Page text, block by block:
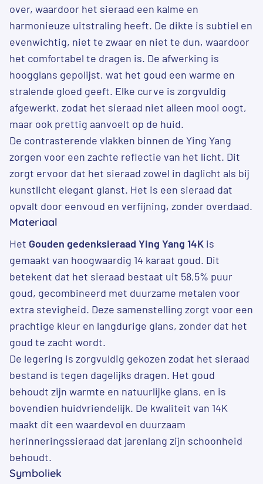
over, waardoor het sieraad een kalme en
harmonieuze uitstraling heeft. De dikte is subtiel en
evenwichtig, niet te zwaar en niet te dun, waardoor
het comfortabel te dragen is. De afwerking is
hoogglans gepolijst, wat het goud een warme en
stralende gloed geeft. Elke curve is zorgvuldig
afgewerkt, zodat het sieraad niet alleen mooi oogt,
maar ook prettig aanvoelt op de huid.
De contrasterende vlakken binnen de Ying Yang
zorgen voor een zachte reflectie van het licht. Dit
zorgt ervoor dat het sieraad zowel in daglicht als bij
kunstlicht elegant glanst. Het is een sieraad dat
opvalt door eenvoud en verfijning, zonder overdaad.
Materiaal
Het Gouden gedenksieraad Ying Yang 14K is
gemaakt van hoogwaardig 14 karaat goud. Dit
betekent dat het sieraad bestaat uit 58,5% puur
goud, gecombineerd met duurzame metalen voor
extra stevigheid. Deze samenstelling zorgt voor een
prachtige kleur en langdurige glans, zonder dat het
goud te zacht wordt.
De legering is zorgvuldig gekozen zodat het sieraad
bestand is tegen dagelijks dragen. Het goud
behoudt zijn warmte en natuurlijke glans, en is
bovendien huidvriendelijk. De kwaliteit van 14K
maakt dit een waardevol en duurzaam
herinneringssieraad dat jarenlang zijn schoonheid
behoudt.
Symboliek